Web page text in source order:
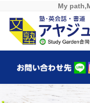
My